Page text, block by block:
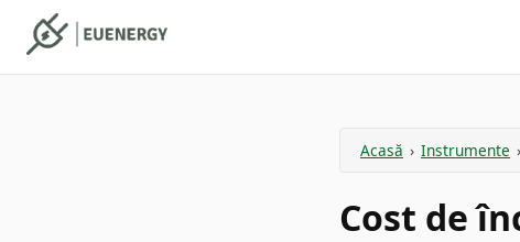
Acasă › Instrumente ›
Cost de